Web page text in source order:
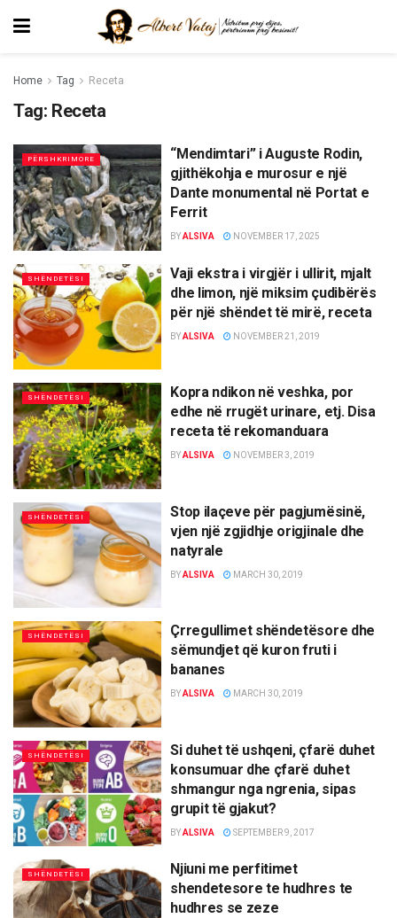
Home Tag Receta
Tag: Receta
PËRSHKRIMORE
“Mendimtari” i Auguste Rodin,
gjithëkohja e murosur e një
Dante monumental në Portat e
Ferrit
BYALSIVA NOVEMBER 17, 2025
SHËNDETËSI
Vaji ekstra i virgjër i ullirit, mjalt
dhe limon, një miksim çudibërës
për një shëndet të mirë, receta
BYALSIVA NOVEMBER 21, 2019
SHËNDETËSI
Kopra ndikon në veshka, por
edhe në rrugët urinare, etj. Disa
receta të rekomanduara
BYALSIVA NOVEMBER 3, 2019
SHËNDETËSI
Stop ilaçeve për pagjumësinë,
vjen një zgjidhje origjinale dhe
natyrale
BYALSIVA MARCH 30, 2019
SHËNDETËSI
Çrregullimet shëndetësore dhe
sëmundjet që kuron fruti i
bananes
BYALSIVA MARCH 30, 2019
SHËNDETËSI
Si duhet të ushqeni, çfarë duhet
konsumuar dhe çfarë duhet
shmangur nga ngrenia, sipas
grupit të gjakut?
BYALSIVA SEPTEMBER 9, 2017
SHËNDETËSI
Njiuni me perfitimet
shendetesore te hudhres te
hudhres se zeze